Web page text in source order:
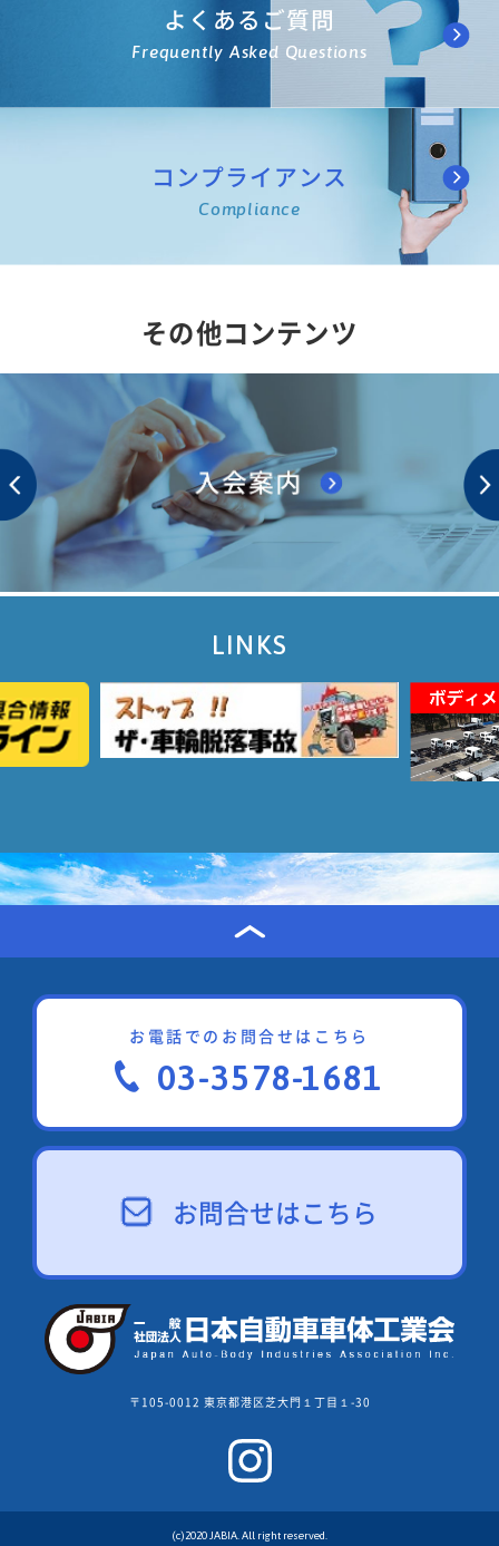
よくあるご質問
Frequently Asked Questions
コンプライアンス
Compliance
その他コンテンツ
LINKS
お電話でのお問合せはこちら
03-3578-1681
お問合せはこちら
〒105-0012 東京都港区芝大門１丁目１-30
(c)2020 JABIA. All right reserved.